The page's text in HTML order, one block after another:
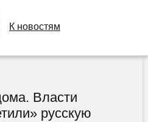
К новостям
Власти
русскую